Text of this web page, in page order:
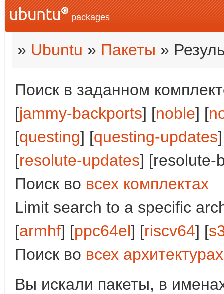
packages
» Ubuntu » Пакеты »
Поиск в заданном
[jammy-backports] [noble] [
[questing] [questing-updates
[resolute-updates] [resolute-
Поиск во всех комплектах
Limit search to a specific
[armhf] [ppc64el] [riscv64] [
Поиск во всех архитектурах
Вы искали пакеты, в